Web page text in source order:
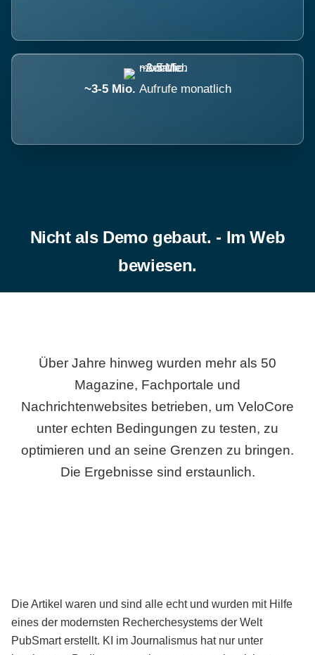
~3-5 Mio. Aufrufe monatlich
Nicht als Demo gebaut. - Im Web
bewiesen.
Über Jahre hinweg wurden mehr als 50
Magazine, Fachportale und
Nachrichtenwebsites betrieben, um VeloCore
unter echten Bedingungen zu testen, zu
optimieren und an seine Grenzen zu bringen.
Die Ergebnisse sind erstaunlich.
Die Artikel waren und sind alle echt und wurden mit Hilfe
eines der modernsten Recherchesystems der Welt
PubSmart erstellt. KI im Journalismus hat nur unter